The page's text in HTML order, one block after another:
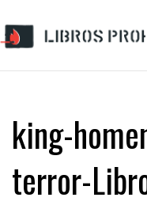
king-
terror-